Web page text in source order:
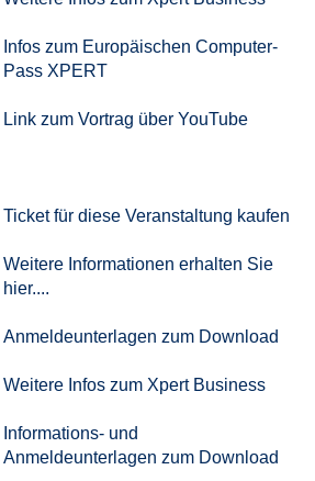
Infos zum Europäischen Computer-
Pass XPERT
Link zum Vortrag über YouTube
Ticket für diese Veranstaltung kaufen
Weitere Informationen erhalten Sie
hier....
Anmeldeunterlagen zum Download
Weitere Infos zum Xpert Business
Informations- und
Anmeldeunterlagen zum Download